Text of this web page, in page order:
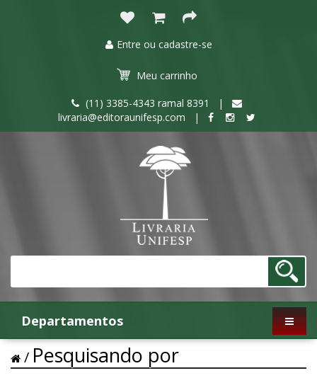
Entre ou cadastre-se
Meu carrinho
(11) 3385-4343 ramal 8391 |
livraria@editoraunifesp.com |
Departamentos
Pesquisando por